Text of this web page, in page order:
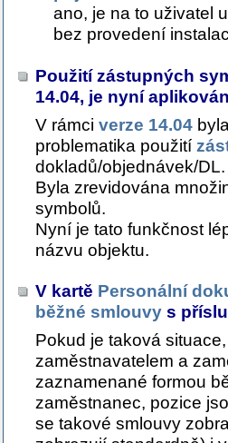
ano, je na to uživatel
bez provedení
Použití zástupných
14.04, je nyní
V rámci verze 14.04
problematika použití
dokladů/objednávek/DL.
Byla zrevidována
symbolů.
Nyní je tato funkčnost
názvu objektu.
V kartě Personální
běžné smlouvy s
Pokud je taková
zaměstnavatelem a
zaznamenané formou
zaměstnanec, pozice
se takové smlouvy